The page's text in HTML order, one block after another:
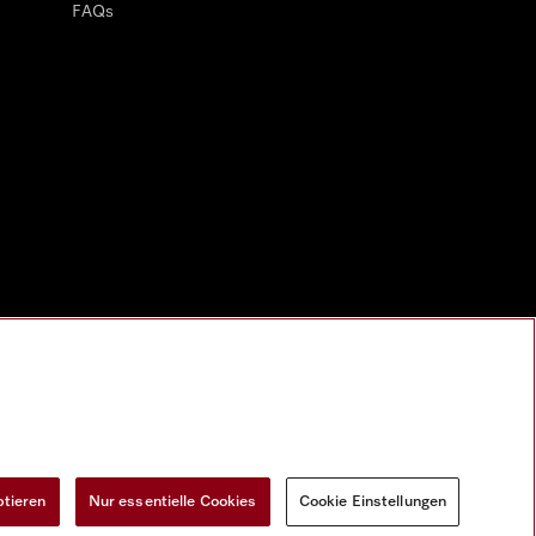
FAQs
Nur essentielle Cookies Cookie Einstellungen